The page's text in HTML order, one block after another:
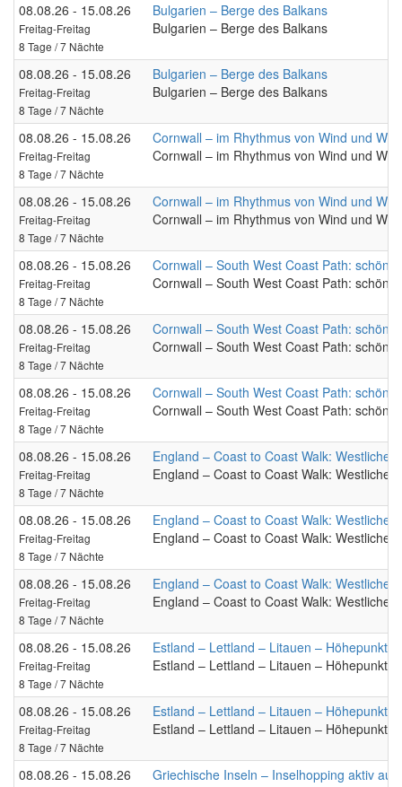
08.08.26 - 15.08.26
Freitag-Freitag
8 Tage / 7 Nächte
Bulgarien – Berge des Balkans
Bulgarien – Berge des Balkans
08.08.26 - 15.08.26
Freitag-Freitag
8 Tage / 7 Nächte
Bulgarien – Berge des Balkans
Bulgarien – Berge des Balkans
08.08.26 - 15.08.26
Freitag-Freitag
8 Tage / 7 Nächte
Cornwall – im Rhythmus von Wind und
Cornwall – im Rhythmus von Wind und
08.08.26 - 15.08.26
Freitag-Freitag
8 Tage / 7 Nächte
Cornwall – im Rhythmus von Wind und
Cornwall – im Rhythmus von Wind und
08.08.26 - 15.08.26
Freitag-Freitag
8 Tage / 7 Nächte
Cornwall – South West Coast Path:
Cornwall – South West Coast Path:
08.08.26 - 15.08.26
Freitag-Freitag
8 Tage / 7 Nächte
Cornwall – South West Coast Path:
Cornwall – South West Coast Path:
08.08.26 - 15.08.26
Freitag-Freitag
8 Tage / 7 Nächte
Cornwall – South West Coast Path:
Cornwall – South West Coast Path:
08.08.26 - 15.08.26
Freitag-Freitag
8 Tage / 7 Nächte
England – Coast to Coast Walk: Westlicher
England – Coast to Coast Walk: Westlicher
08.08.26 - 15.08.26
Freitag-Freitag
8 Tage / 7 Nächte
England – Coast to Coast Walk: Westlicher
England – Coast to Coast Walk: Westlicher
08.08.26 - 15.08.26
Freitag-Freitag
8 Tage / 7 Nächte
England – Coast to Coast Walk: Westlicher
England – Coast to Coast Walk: Westlicher
08.08.26 - 15.08.26
Freitag-Freitag
8 Tage / 7 Nächte
Estland – Lettland – Litauen – Höhepunkte
Estland – Lettland – Litauen – Höhepunkte
08.08.26 - 15.08.26
Freitag-Freitag
8 Tage / 7 Nächte
Estland – Lettland – Litauen – Höhepunkte
Estland – Lettland – Litauen – Höhepunkte
08.08.26 - 15.08.26
Griechische Inseln – Inselhopping aktiv auf